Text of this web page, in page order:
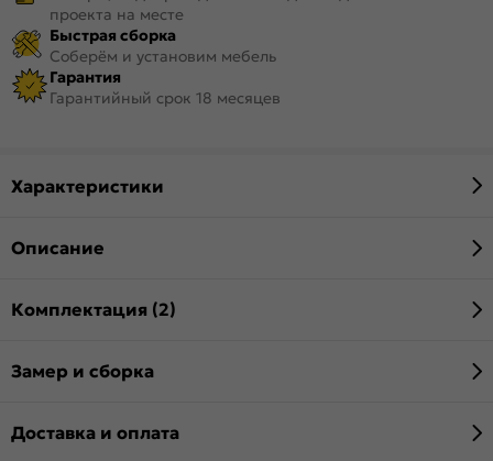
проекта на месте
Быстрая сборка
Соберём и установим мебель
Гарантия
Гарантийный срок 18 месяцев
Характеристики
Описание
Комплектация (2)
Замер и сборка
Доставка и оплата